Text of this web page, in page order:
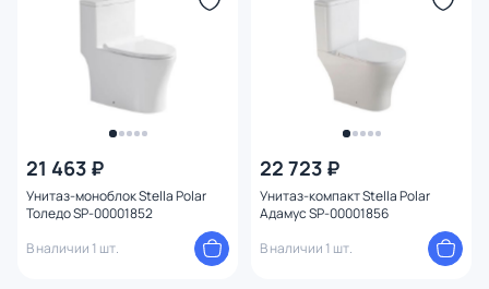
21 463 ₽
Унитаз-моноблок Stella Polar
Толедо SP-00001852
В наличии 1 шт.
22 723 ₽
Унитаз-компакт Stella Polar
Адамус SP-00001856
В наличии 1 шт.
Тип унитаза / чаши
Направление выпуска
Механизм слива